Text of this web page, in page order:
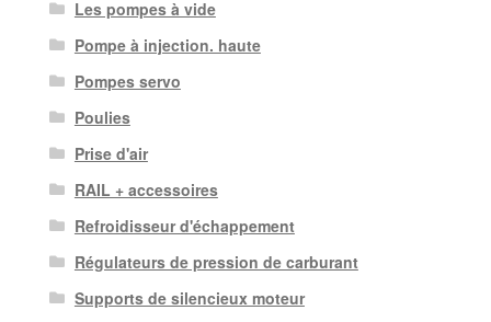
Les pompes à vide
Pompe à injection. haute
Pompes servo
Poulies
Prise d'air
RAIL + accessoires
Refroidisseur d'échappement
Régulateurs de pression de carburant
Supports de silencieux moteur